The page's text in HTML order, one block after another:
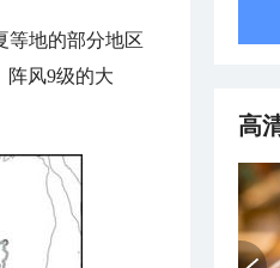
等地的部分地区
阵风9级的大
高